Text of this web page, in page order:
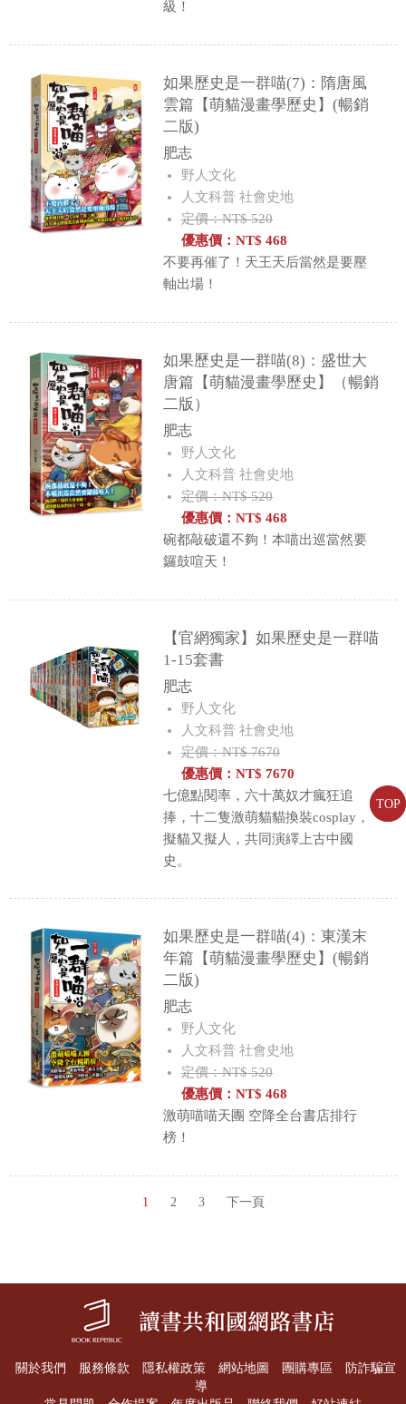
TOP
級！
如果歷史是一群喵(7)：隋唐風
雲篇【萌貓漫畫學歷史】(暢銷
二版)
肥志
野人文化
人文科普 社會史地
定價：NT$ 520
優惠價： NT$ 468
不要再催了！天王天后當然是要壓
軸出場！
如果歷史是一群喵(8)：盛世大
唐篇【萌貓漫畫學歷史】（暢銷
二版）
肥志
野人文化
人文科普 社會史地
定價：NT$ 520
優惠價： NT$ 468
碗都敲破還不夠！本喵出巡當然要
鑼鼓喧天！
【官網獨家】如果歷史是一群喵
1-15套書
肥志
野人文化
人文科普 社會史地
定價：NT$ 7670
優惠價： NT$ 7670
七億點閱率，六十萬奴才瘋狂追
捧，十二隻激萌貓貓換裝cosplay，
擬貓又擬人，共同演繹上古中國
史。
如果歷史是一群喵(4)：東漢末
年篇【萌貓漫畫學歷史】(暢銷
二版)
肥志
野人文化
人文科普 社會史地
定價：NT$ 520
優惠價： NT$ 468
激萌喵喵天團 空降全台書店排行
榜！
1 2 3 下一頁
TOP
關於我們 服務條款 隱私權政策 網站地圖 團購專區
防詐騙宣
導